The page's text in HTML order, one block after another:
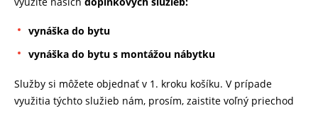
vynáška do bytu
vynáška do bytu s montážou nábytku
Služby si môžete objednať v 1. kroku košíku. V prípade
využitia týchto služieb nám, prosím, zaistite voľný priechod